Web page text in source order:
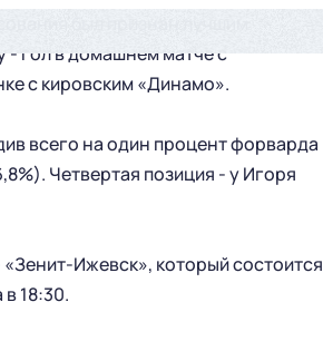
- гол в домашнем матче с
с кировским «Динамо».
всего на один процент форварда
Четвертая позиция - у Игоря
Ижевск», который состоится
18:30.